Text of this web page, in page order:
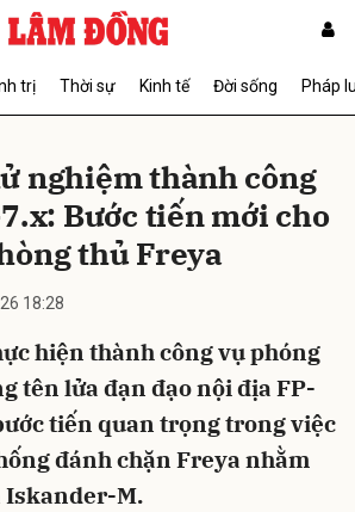
trị Thời sự Kinh tế Đời sống Pháp
nghiệm thành công
Bước tiến mới cho
thủ Freya
18:28
hiện thành công vụ phóng
tên lửa đạn đạo nội địa FP-
tiến quan trọng trong việc
đánh chặn Freya nhằm
Iskander-M.
Hủy Gửi